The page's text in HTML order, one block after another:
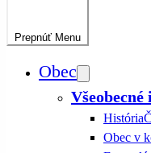
Prepnúť Menu
Obec
História
Obec v